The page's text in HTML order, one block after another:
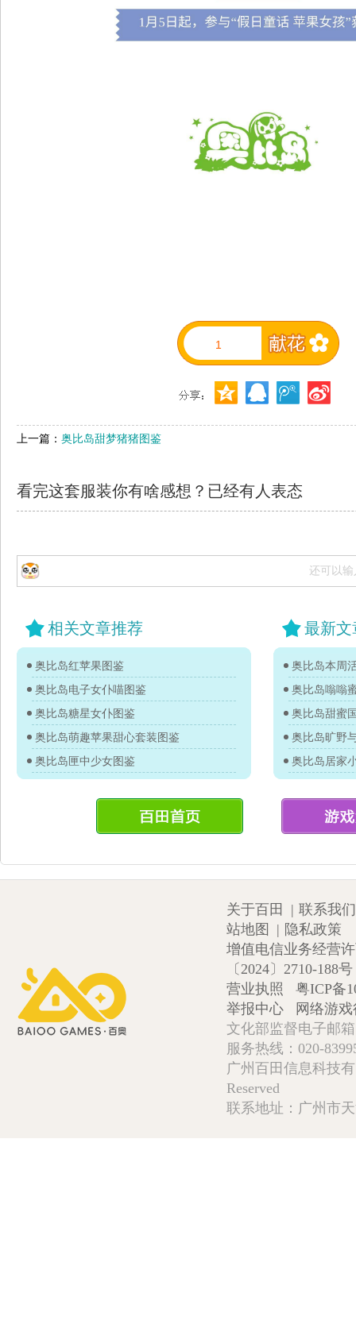
1
上一篇： 奥比岛甜梦猪猪图鉴
看完这套服装你有啥感想？已经有人表态
还可以输
相关文章推荐
奥比岛红苹果图鉴
奥比岛电子女仆喵图鉴
奥比岛糖星女仆图鉴
奥比岛萌趣苹果甜心套装图鉴
奥比岛匣中少女图鉴
最新文
奥比岛本周
奥比岛嗡嗡
奥比岛甜蜜
奥比岛旷野
奥比岛居家
关于百田 | 联系我们
站地图
| 隐私政策
增值电信业务经营
〔2024〕2710-188号
营业执照
粤ICP备
举报中心
网络游
文化部监督电子邮
服务热线：020-
广州百田信息科技
Reserved
联系地址：广州市